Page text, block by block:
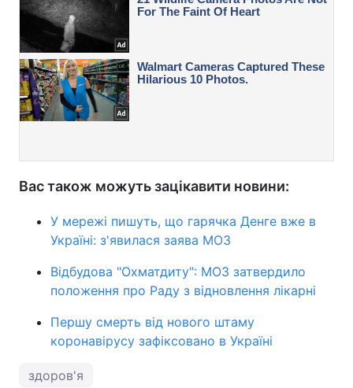
Вас також можуть зацікавити новини:
У мережі пишуть, що гарячка Денге вже в
Україні: з'явилася заява МОЗ
Відбудова "Охматдиту": МОЗ затвердило
положення про Раду з відновлення лікарні
Першу смерть від нового штаму
коронавірусу зафіксовано в Україні
здоров'я